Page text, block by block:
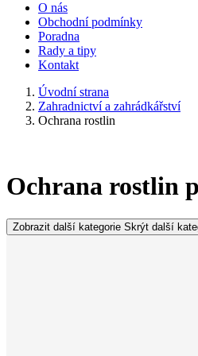
O nás
Obchodní podmínky
Poradna
Rady a tipy
Kontakt
Úvodní strana
Zahradnictví a zahrádkářství
Ochrana rostlin
Ochrana rostlin
Zobrazit další kategorie Skrýt další